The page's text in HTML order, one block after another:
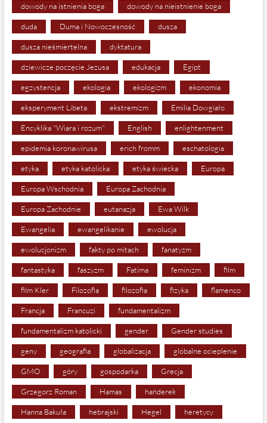
dowody na istnienia boga dowody na nieistnienie boga
duda Duma i Nowoczesność dusza
dusza nieśmiertelna dyktatura
dziewicze poczęcie Jezusa edukacja Egipt
egzystencja ekologia ekologizm ekonomia
eksperyment Libeta ekstremizm Emilia Dowgiało
Encyklika "Wiara i rozum" English enlightenment
epidemia koronawirusa erich fromm eschatologia
etyka etyka katolicka etyka świecka Europa
Europa Wschodnia Europa Zachodnia
Europa Zachodnie eutanazja Ewa Wilk
Ewangelia ewangelikanie ewolucja
ewolucjonizm fakty po mitach fanatyzm
fantastyka faszyzm Fatima feminizm film
film Kler Filozofia filozofia fizyka flamenco
Francja Francuzi fundamentalizm
fundamentalizm katolicki gender Gender studies
geny geografia globalizacja globalne ocieplenie
GMO góry gospodarka Grecja
Grzegorz Roman Hamas hańderek
Hanna Bakuła hebrajski Hegel heretycy